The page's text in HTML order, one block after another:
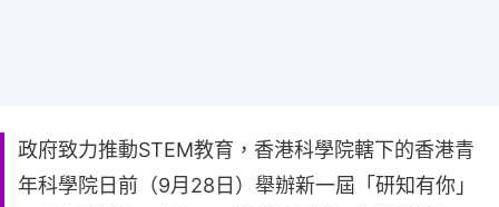
政府致力推動STEM教育，香港科學院轄下的香港青
年科學院日前（9月28日）舉辦新一屆「研知有你」